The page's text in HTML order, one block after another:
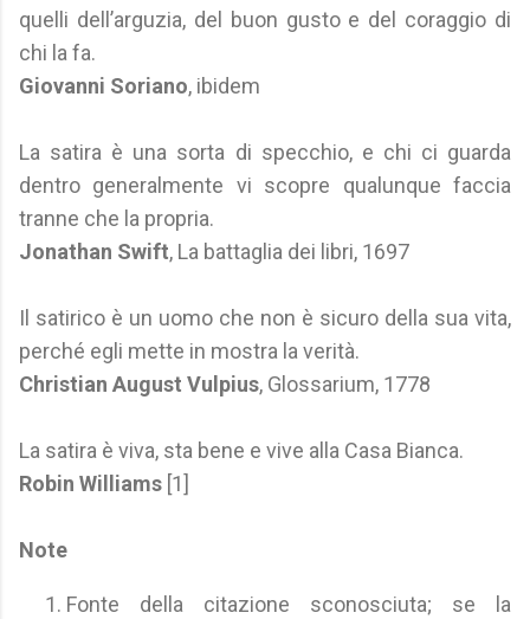
quelli dell’arguzia, del buon gusto e del coraggio di
chi la fa.
Giovanni Soriano, ibidem
La satira è una sorta di specchio, e chi ci guarda
dentro generalmente vi scopre qualunque faccia
tranne che la propria.
Jonathan Swift, La battaglia dei libri, 1697
Il satirico è un uomo che non è sicuro della sua vita,
perché egli mette in mostra la verità.
Christian August Vulpius, Glossarium, 1778
La satira è viva, sta bene e vive alla Casa Bianca.
Robin Williams [1]
Note
Fonte della citazione sconosciuta; se la